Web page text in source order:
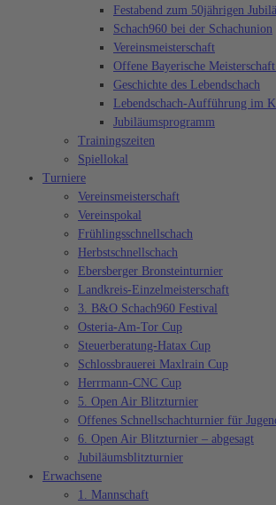
Festabend zum 50jährigen
Schach960 bei der Schachunion
Vereinsmeisterschaft
Offene Bayerische
Geschichte des Lebendschach
Lebendschach-Aufführung im
Jubiläumsprogramm
Trainingszeiten
Spiellokal
Turniere
Vereinsmeisterschaft
Vereinspokal
Frühlingsschnellschach
Herbstschnellschach
Ebersberger Bronsteinturnier
Landkreis-Einzelmeisterschaft
3. B&O Schach960 Festival
Osteria-Am-Tor Cup
Steuerberatung-Hatax Cup
Schlossbrauerei Maxlrain Cup
Herrmann-CNC Cup
5. Open Air Blitzturnier
Offenes Schnellschachturnier für
6. Open Air Blitzturnier – abgesagt
Jubiläumsblitzturnier
Erwachsene
1. Mannschaft